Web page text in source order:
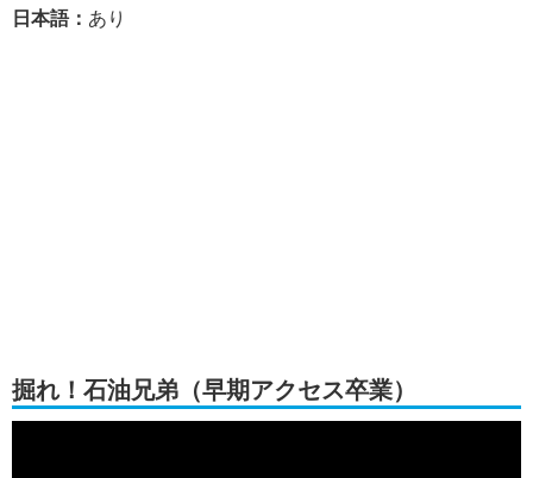
日本語： あり
掘れ！石油兄弟（早期アクセス卒業）